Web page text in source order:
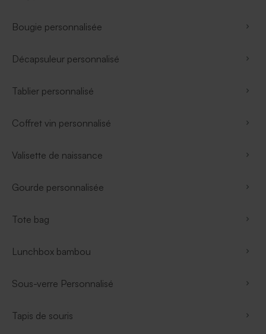
Bougie personnalisée
Décapsuleur personnalisé
Tablier personnalisé
Coffret vin personnalisé
Valisette de naissance
Gourde personnalisée
Tote bag
Lunchbox bambou
Sous-verre Personnalisé
Tapis de souris